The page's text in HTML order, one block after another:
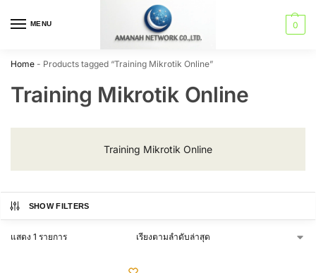
MENU 0
Home - Products tagged “Training Mikrotik Online”
Training Mikrotik Online
Training Mikrotik Online
SHOW FILTERS
แสดง 1 รายการ